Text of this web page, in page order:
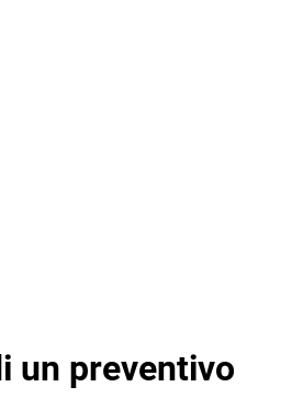
un preventivo